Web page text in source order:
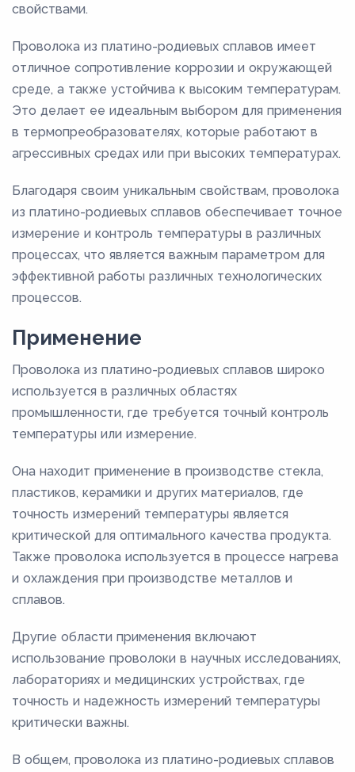
свойствами.
Проволока из платино-родиевых сплавов имеет
отличное сопротивление коррозии и окружающей
среде, а также устойчива к высоким температурам.
Это делает ее идеальным выбором для применения
в термопреобразователях, которые работают в
агрессивных средах или при высоких температурах.
Благодаря своим уникальным свойствам, проволока
из платино-родиевых сплавов обеспечивает точное
измерение и контроль температуры в различных
процессах, что является важным параметром для
эффективной работы различных технологических
процессов.
Применение
Проволока из платино-родиевых сплавов широко
используется в различных областях
промышленности, где требуется точный контроль
температуры или измерение.
Она находит применение в производстве стекла,
пластиков, керамики и других материалов, где
точность измерений температуры является
критической для оптимального качества продукта.
Также проволока используется в процессе нагрева
и охлаждения при производстве металлов и
сплавов.
Другие области применения включают
использование проволоки в научных исследованиях,
лабораториях и медицинских устройствах, где
точность и надежность измерений температуры
критически важны.
В общем, проволока из платино-родиевых сплавов